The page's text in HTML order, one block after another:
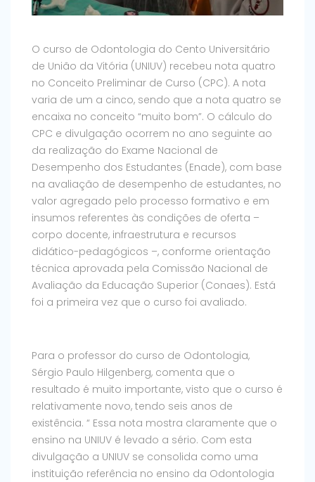
O curso de Odontologia do Cento Universitário
de União da Vitória (UNIUV) recebeu nota quatro
no Conceito Preliminar de Curso (CPC). A nota
varia de um a cinco, sendo que a nota quatro se
encaixa no conceito “muito bom”. O cálculo do
CPC e divulgação ocorrem no ano seguinte ao
da realização do Exame Nacional de
Desempenho dos Estudantes (Enade), com base
na avaliação de desempenho de estudantes, no
valor agregado pelo processo formativo e em
insumos referentes às condições de oferta –
corpo docente, infraestrutura e recursos
didático-pedagógicos –, conforme orientação
técnica aprovada pela Comissão Nacional de
Avaliação da Educação Superior (Conaes). Está
foi a primeira vez que o curso foi avaliado.
Para o professor do curso de Odontologia,
Sérgio Paulo Hilgenberg, comenta que o
resultado é muito importante, visto que o curso é
relativamente novo, tendo seis anos de
existência. “ Essa nota mostra claramente que o
ensino na UNIUV é levado a sério. Com esta
divulgação a UNIUV se consolida como uma
instituição referência no ensino da Odontologia